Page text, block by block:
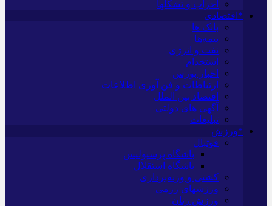
احزاب و تشکلها
*اقتصادی
بانک ها
بیمه‌ها
نفت و انرژی
استخدام
اخبار بورس
ارتباطات و فن آوری اطلاعات
اقتصاد بین الملل
آگهی های دولتی
تبلیغات
*ورزش
فوتبال
باشگاه پرسپولیس
باشگاه استقلال
کشتی و وزنه‌برداری
ورزشهای رزمی
ورزش زنان